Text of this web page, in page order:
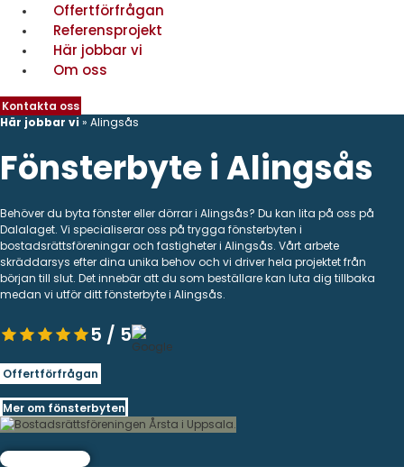
Offertförfrågan
Referensprojekt
Här jobbar vi
Om oss
Kontakta oss
Här jobbar vi » Alingsås
Fönsterbyte i Alingsås
Behöver du byta fönster eller dörrar i Alingsås? Du kan lita på oss på
Dalalaget. Vi specialiserar oss på trygga fönsterbyten i
bostadsrättsföreningar och fastigheter i Alingsås. Vårt arbete
skräddarsys efter dina unika behov och vi driver hela projektet från
början till slut. Det innebär att du som beställare kan luta dig tillbaka
medan vi utför ditt fönsterbyte i Alingsås.
5 / 5
Offertförfrågan
Mer om fönsterbyten